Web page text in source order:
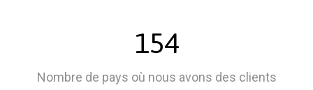
154
Nombre de pays où nous avons des clients